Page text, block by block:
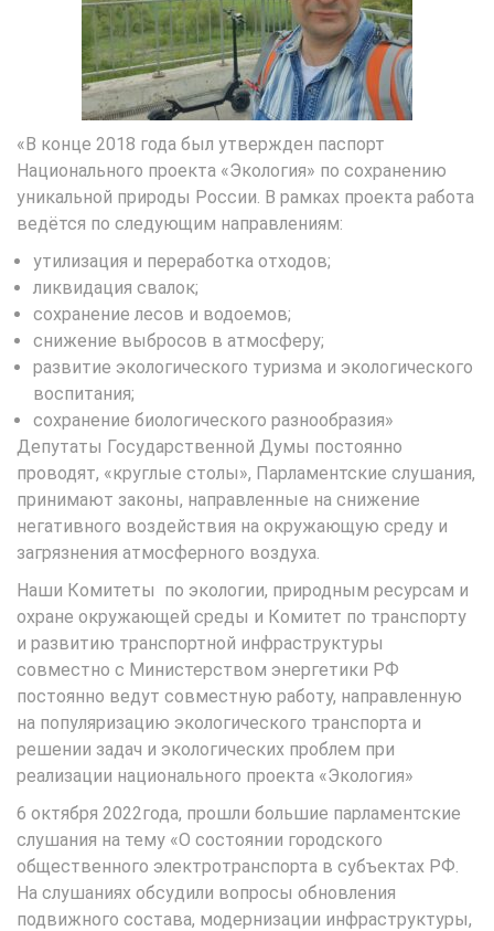
«В конце 2018 года был утвержден паспорт
Национального проекта «Экология» по сохранению
уникальной природы России. В рамках проекта работа
ведётся по следующим направлениям:
утилизация и переработка отходов;
ликвидация свалок;
сохранение лесов и водоемов;
снижение выбросов в атмосферу;
развитие экологического туризма и экологического
воспитания;
сохранение биологического разнообразия»
Депутаты Государственной Думы постоянно
проводят, «круглые столы», Парламентские слушания,
принимают законы, направленные на снижение
негативного воздействия на окружающую среду и
загрязнения атмосферного воздуха.
Наши Комитеты по экологии, природным ресурсам и
охране окружающей среды и Комитет по транспорту
и развитию транспортной инфраструктуры
совместно с Министерством энергетики РФ
постоянно ведут совместную работу, направленную
на популяризацию экологического транспорта и
решении задач и экологических проблем при
реализации национального проекта «Экология»
6 октября 2022года, прошли большие парламентские
слушания на тему «О состоянии городского
общественного электротранспорта в субъектах РФ.
На слушаниях обсудили вопросы обновления
подвижного состава, модернизации инфраструктуры,